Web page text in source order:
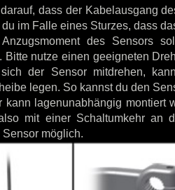
dass der Kabelausgang
im Falle eines Sturzes, dass
des Sensors
Bitte nutze einen geeigneten
der Sensor mitdrehen,
legen. So kannst du den
kann lagenunabhängig montiert
mit einer Schaltumkehr an
möglich.